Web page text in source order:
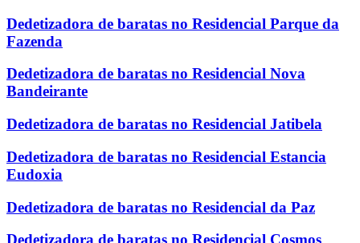
Dedetizadora de baratas no Residencial Parque da
Fazenda
Dedetizadora de baratas no Residencial Nova
Bandeirante
Dedetizadora de baratas no Residencial Jatibela
Dedetizadora de baratas no Residencial Estancia
Eudoxia
Dedetizadora de baratas no Residencial da Paz
Dedetizadora de baratas no Residencial Cosmos